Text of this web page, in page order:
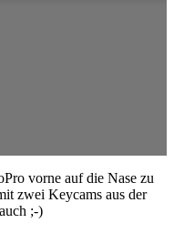
vorne auf die Nase zu
zwei Keycams aus der
;-)